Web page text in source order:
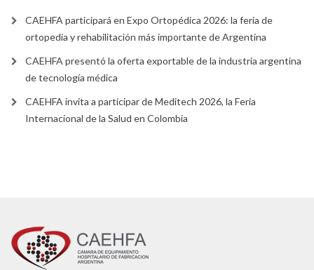
CAEHFA participará en Expo Ortopédica 2026: la feria de
ortopedia y rehabilitación más importante de Argentina
CAEHFA presentó la oferta exportable de la industria argentina
de tecnología médica
CAEHFA invita a participar de Meditech 2026, la Feria
Internacional de la Salud en Colombia